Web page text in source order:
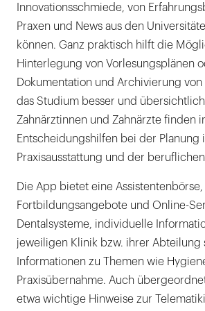
Innovationsschmiede, von
Praxen und News aus den
können. Ganz praktisch hilft die
Hinterlegung von Vorlesungsplänen
Dokumentation und Archivierung von
das Studium besser und
Zahnärztinnen und Zahnärzte finden
Entscheidungshilfen bei der Planung
Praxisausstattung und der
Die App bietet eine
Fortbildungsangebote und Online-
Dentalsysteme, individuelle
jeweiligen Klinik bzw. ihrer Abteilung
Informationen zu Themen wie
Praxisübernahme. Auch
etwa wichtige Hinweise zur